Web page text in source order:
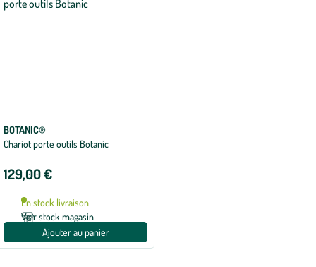
BOTANIC®
Chariot porte outils Botanic
129,00 €
En stock livraison
Voir stock magasin
Ajouter au panier